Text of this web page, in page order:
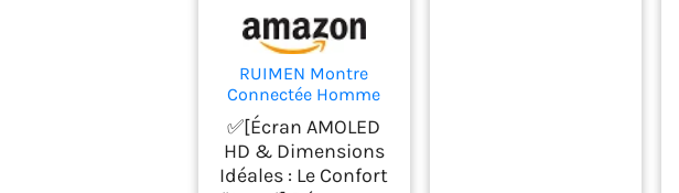
RUIMEN Montre
Connectée Homme
Femme avec Appel
Bluetooth
Smartwatch avec
Podometre
✅[Écran AMOLED
HD & Dimensions
Idéales : Le Confort